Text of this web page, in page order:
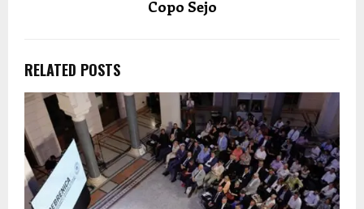
Copo Sejo
RELATED POSTS